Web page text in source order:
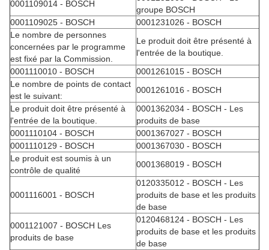
0001109014 - BOSCH
groupe BOSCH
0001109025 - BOSCH
0001231026 - BOSCH
Le nombre de personnes
concernées par le programme
est fixé par la Commission.
Le produit doit être présenté à
l'entrée de la boutique.
0001110010 - BOSCH
0001261015 - BOSCH
Le nombre de points de contact
est le suivant:
0001261016 - BOSCH
Le produit doit être présenté à
l'entrée de la boutique.
0001362034 - BOSCH - Les
produits de base
0001110104 - BOSCH
0001367027 - BOSCH
0001110129 - BOSCH
0001367030 - BOSCH
Le produit est soumis à un
contrôle de qualité
0001368019 - BOSCH
0001116001 - BOSCH
0120335012 - BOSCH - Les
produits de base et les produits
de base
0001121007 - BOSCH Les
produits de base
0120468124 - BOSCH - Les
produits de base et les produits
de base